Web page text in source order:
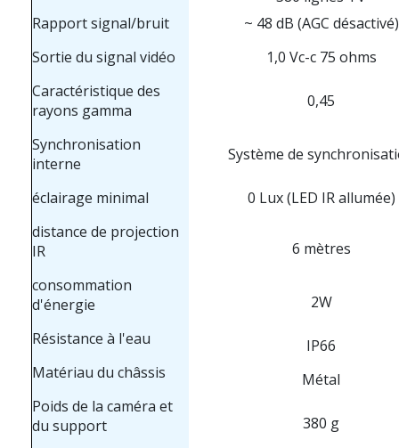
Rapport signal/bruit
~ 48 dB (AGC désactivé)
Sortie du signal vidéo
1,0 Vc-c 75 ohms
Caractéristique des
rayons gamma
0,45
Synchronisation
interne
Système de
éclairage minimal
0 Lux (LED IR allumée)
distance de projection
IR
6 mètres
consommation
d'énergie
2W
Résistance à l'eau
IP66
Matériau du châssis
Métal
Poids de la caméra et
du support
380 g